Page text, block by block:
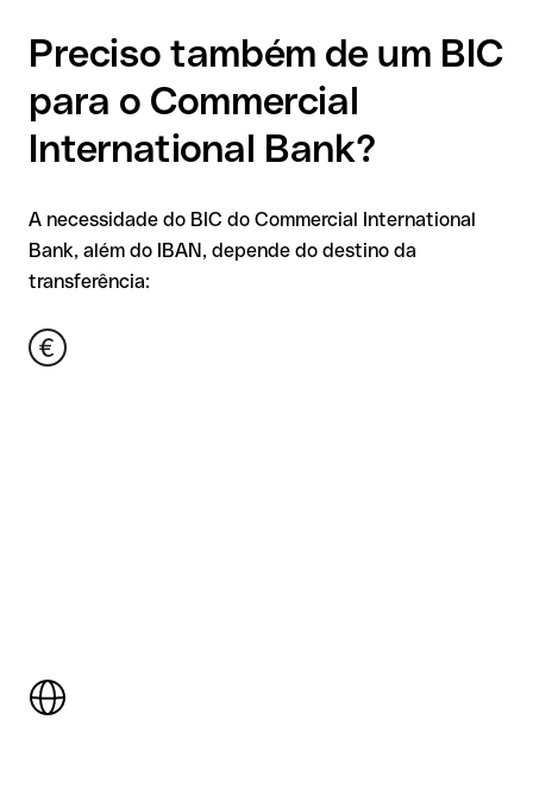
Preciso também de um BIC
para o Commercial
International Bank?
A necessidade do BIC do Commercial International
Bank, além do IBAN, depende do destino da
transferência: